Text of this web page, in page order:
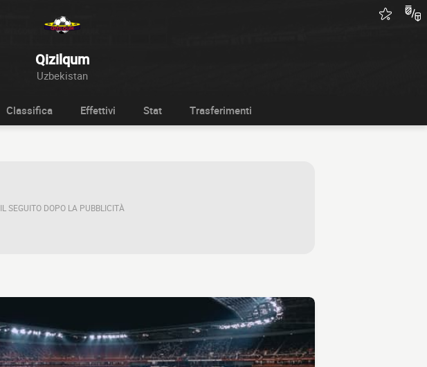
Qizilqum
Uzbekistan
Classifica Effettivi Stat Trasferimenti
IL SEGUITO DOPO LA PUBBLICITÀ